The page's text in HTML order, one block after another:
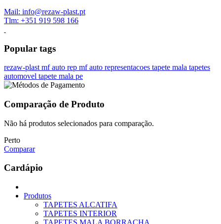
Mail: info@rezaw-plast.pt
Tlm: +351 919 598 166
Popular tags
rezaw-plast mf auto rep mf auto representacoes tapete mala tapetes
automovel tapete mala pe
Comparação de Produto
Não há produtos selecionados para comparação.
Perto
Comparar
Cardápio
Produtos
TAPETES ALCATIFA
TAPETES INTERIOR